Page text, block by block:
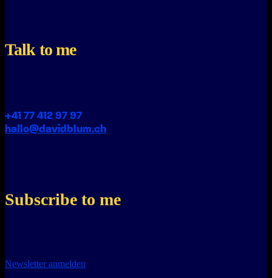
Talk to me
+41 77 412 97 97
hallo@davidblum.ch
Subscribe to me
Newsletter anmelden